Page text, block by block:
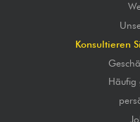
Konsultieren
Häufig